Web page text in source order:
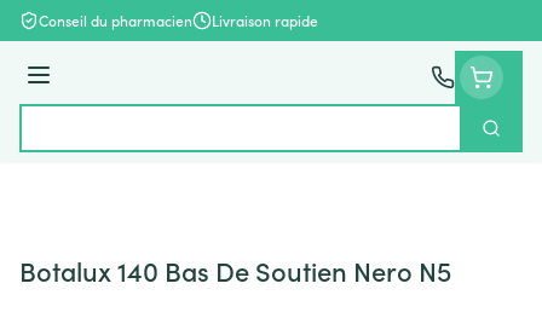
Aller au contenu
Conseil du pharmacien Livraison rapide
Menu
Botalux 140 Bas De Soutien Nero N5